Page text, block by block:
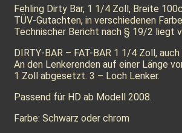
Fehling Dirty Bar, 1 1/4 Zoll, Breite
TÜV-Gutachten, in verschiedenen
Technischer Bericht nach § 19/2 liegt
DIRTY-BAR – FAT-BAR 1 1/4 Zoll,
An den Lenkerenden auf einer Länge
1 Zoll abgesetzt. 3 – Loch Lenker.
Passend für HD ab Modell 2008.
Farbe: Schwarz oder chrom